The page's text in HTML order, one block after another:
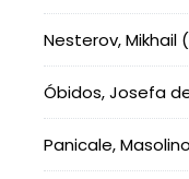
Nesterov, Mikhail
Óbidos, Josefa
Panicale,